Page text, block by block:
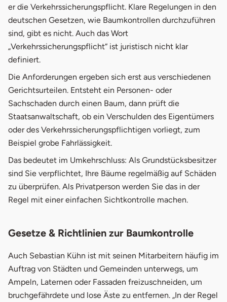
er die Verkehrssicherungspflicht. Klare Regelungen in den
deutschen Gesetzen, wie Baumkontrollen durchzuführen
sind, gibt es nicht. Auch das Wort
„Verkehrssicherungspflicht“ ist juristisch nicht klar
definiert.
Die Anforderungen ergeben sich erst aus verschiedenen
Gerichtsurteilen. Entsteht ein Personen- oder
Sachschaden durch einen Baum, dann prüft die
Staatsanwaltschaft, ob ein Verschulden des Eigentümers
oder des Verkehrssicherungspflichtigen vorliegt, zum
Beispiel grobe Fahrlässigkeit.
Das bedeutet im Umkehrschluss: Als Grundstücksbesitzer
sind Sie verpflichtet, Ihre Bäume regelmäßig auf Schäden
zu überprüfen. Als Privatperson werden Sie das in der
Regel mit einer einfachen Sichtkontrolle machen.
Gesetze & Richtlinien zur Baumkontrolle
Auch Sebastian Kühn ist mit seinen Mitarbeitern häufig im
Auftrag von Städten und Gemeinden unterwegs, um
Ampeln, Laternen oder Fassaden freizuschneiden, um
bruchgefährdete und lose Äste zu entfernen. „In der Regel